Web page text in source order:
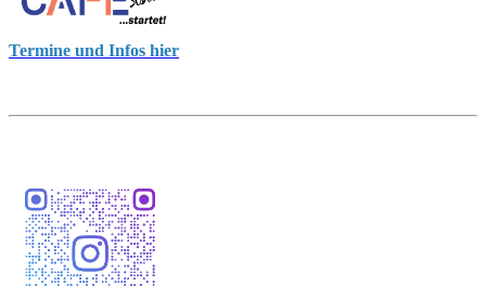
Termine und Infos hier